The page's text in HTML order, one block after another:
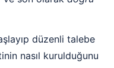
düzenli talebe
nasıl kurulduğunu